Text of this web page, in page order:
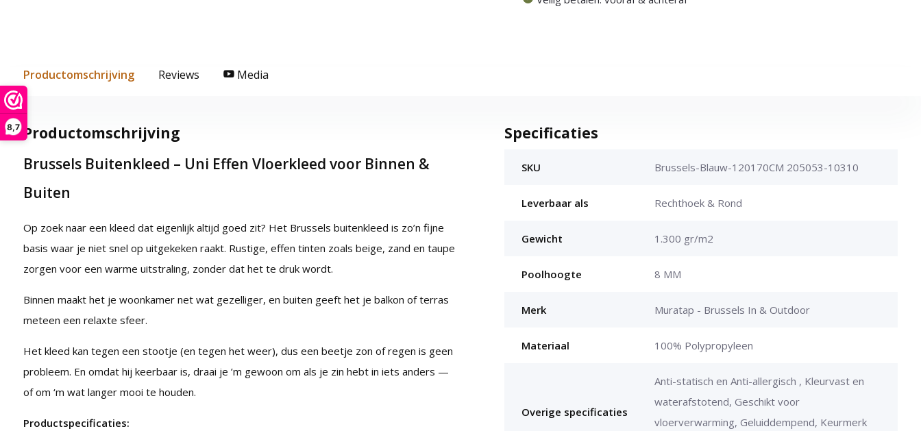
8,7
Productomschrijving Reviews Media
Productomschrijving
Brussels Buitenkleed – Uni Effen Vloerkleed voor Binnen &
Buiten
Op zoek naar een kleed dat eigenlijk altijd goed zit? Het Brussels buitenkleed is zo’n fijne
basis waar je niet snel op uitgekeken raakt. Rustige, effen tinten zoals beige, zand en taupe
zorgen voor een warme uitstraling, zonder dat het te druk wordt.
Binnen maakt het je woonkamer net wat gezelliger, en buiten geeft het je balkon of terras
meteen een relaxte sfeer.
Het kleed kan tegen een stootje (en tegen het weer), dus een beetje zon of regen is geen
probleem. En omdat hij keerbaar is, draai je ’m gewoon om als je zin hebt in iets anders —
of om ‘m wat langer mooi te houden.
Productspecificaties:
Specificaties
SKU Brussels-Blauw-120170CM 205053-10310
Leverbaar als Rechthoek & Rond
Gewicht 1.300 gr/m2
Poolhoogte 8 MM
Merk Muratap - Brussels In & Outdoor
Materiaal 100% Polypropyleen
Overige specificaties
Anti-statisch en Anti-allergisch , Kleurvast en
waterafstotend, Geschikt voor
vloerverwarming, Geluiddempend, Keurmerk